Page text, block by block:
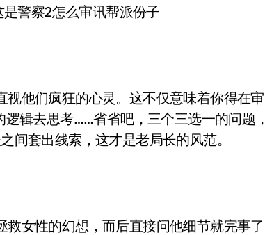
他们疯狂的心灵。这不仅意味着你得在审
辑去思考……省省吧，三个三选一的问题，
间套出线索，这才是老局长的风范。
女性的幻想，而后直接问他细节就完事了